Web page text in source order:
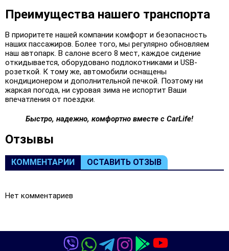
Преимущества нашего транспорта
В приоритете нашей компании комфорт и безопасность
наших пассажиров. Более того, мы регулярно обновляем
наш автопарк. В салоне всего 8 мест, каждое сидение
откидывается, оборудовано подлокотниками и USB-
розеткой. К тому же, автомобили оснащены
кондиционером и дополнительной печкой. Поэтому ни
жаркая погода, ни суровая зима не испортит Ваши
впечатления от поездки.
Быстро, надежно, комфортно вместе с CarLife!
Oтзывы
КОММЕНТАРИИ ОСТАВИТЬ ОТЗЫВ
Нет комментариев